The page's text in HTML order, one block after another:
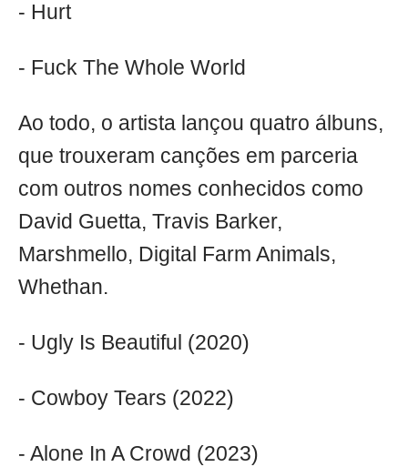
- Hurt
- Fuck The Whole World
Ao todo, o artista lançou quatro álbuns,
que trouxeram canções em parceria
com outros nomes conhecidos como
David Guetta, Travis Barker,
Marshmello, Digital Farm Animals,
Whethan.
- Ugly Is Beautiful (2020)
- Cowboy Tears (2022)
- Alone In A Crowd (2023)